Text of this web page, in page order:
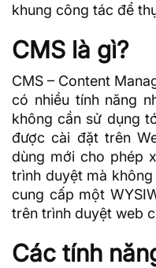
khung công tác để
CMS là gì?
CMS – Content
có nhiều tính năng
không cần sử dụng
được cài đặt trên
dùng mới cho phép
trình duyệt mà
cung cấp một
trên trình duyệt web
Các tính